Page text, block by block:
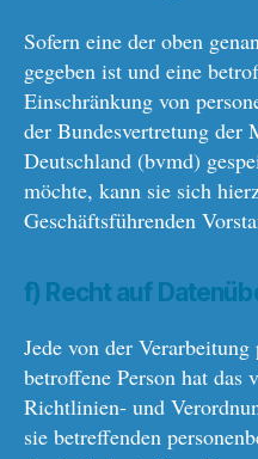
Sofern eine der oben
gegeben ist und eine
Einschränkung von
der Bundesvertretung der
Deutschland (bvmd)
möchte, kann sie sich
Geschäftsführenden
f) Recht auf
Jede von der
betroffene Person hat das
Richtlinien- und
sie betreffenden